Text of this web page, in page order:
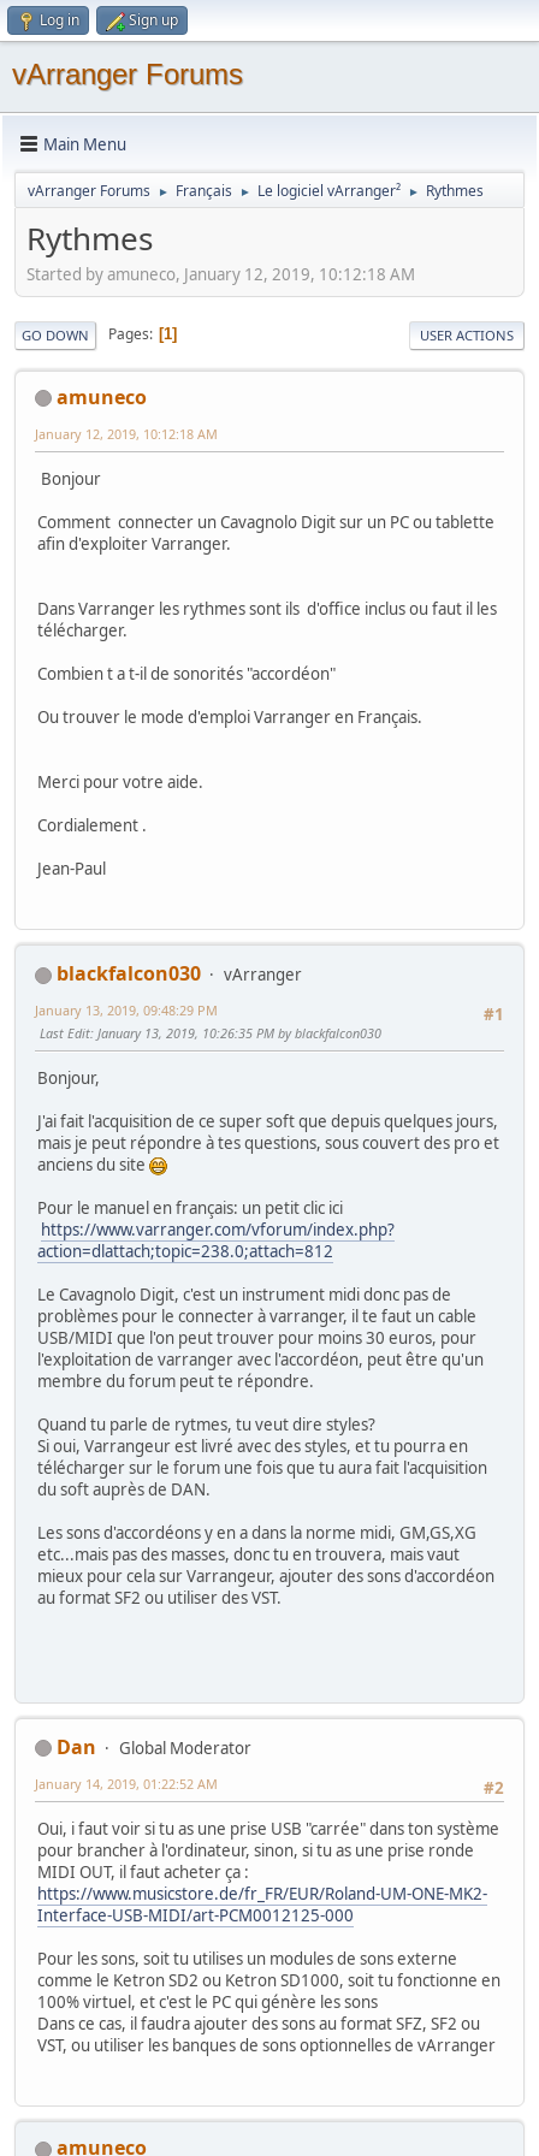
Log in Sign up
vArranger Forums
Main Menu
vArranger Forums ► Français ► Le logiciel vArranger² ► Rythmes
Rythmes
Started by amuneco, January 12, 2019, 10:12:18 AM
GO DOWN Pages 1 USER ACTIONS
amuneco
January 12, 2019, 10:12:18 AM
Bonjour
Comment connecter un Cavagnolo Digit sur un PC ou tablette
afin d'exploiter Varranger.
Dans Varranger les rythmes sont ils d'office inclus ou faut il les
télécharger.
Combien t a t-il de sonorités "accordéon"
Ou trouver le mode d'emploi Varranger en Français.
Merci pour votre aide.
Cordialement .
Jean-Paul
blackfalcon030
vArranger
#1
January 13, 2019, 09:48:29 PM
Last Edit: January 13, 2019, 10:26:35 PM by blackfalcon030
Bonjour,
J'ai fait l'acquisition de ce super soft que depuis quelques jours,
mais je peut répondre à tes questions, sous couvert des pro et
anciens du site
Pour le manuel en français: un petit clic ici
https://www.varranger.com/vforum/index.php?
action=dlattach;topic=238.0;attach=812
Le Cavagnolo Digit, c'est un instrument midi donc pas de
problèmes pour le connecter à varranger, il te faut un cable
USB/MIDI que l'on peut trouver pour moins 30 euros, pour
l'exploitation de varranger avec l'accordéon, peut être qu'un
membre du forum peut te répondre.
Quand tu parle de rytmes, tu veut dire styles?
Si oui, Varrangeur est livré avec des styles, et tu pourra en
télécharger sur le forum une fois que tu aura fait l'acquisition
du soft auprès de DAN.
Les sons d'accordéons y en a dans la norme midi, GM,GS,XG
etc...mais pas des masses, donc tu en trouvera, mais vaut
mieux pour cela sur Varrangeur, ajouter des sons d'accordéon
au format SF2 ou utiliser des VST.
Dan
Global Moderator
#2
January 14, 2019, 01:22:52 AM
Oui, i faut voir si tu as une prise USB "carrée" dans ton système
pour brancher à l'ordinateur, sinon, si tu as une prise ronde
MIDI OUT, il faut acheter ça :
https://www.musicstore.de/fr_FR/EUR/Roland-UM-ONE-MK2-
Interface-USB-MIDI/art-PCM0012125-000
Pour les sons, soit tu utilises un modules de sons externe
comme le Ketron SD2 ou Ketron SD1000, soit tu fonctionne en
100% virtuel, et c'est le PC qui génère les sons
Dans ce cas, il faudra ajouter des sons au format SFZ, SF2 ou
VST, ou utiliser les banques de sons optionnelles de vArranger
amuneco